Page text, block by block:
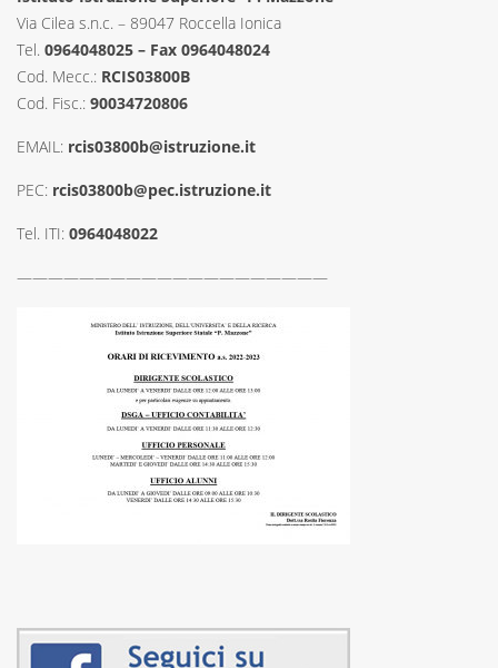
Via Cilea s.n.c. – 89047 Roccella Ionica
Tel. 0964048025 – Fax 0964048024
Cod. Mecc.: RCIS03800B
Cod. Fisc.: 90034720806
EMAIL: rcis03800b@istruzione.it
PEC: rcis03800b@pec.istruzione.it
Tel. ITI: 0964048022
————————————————————